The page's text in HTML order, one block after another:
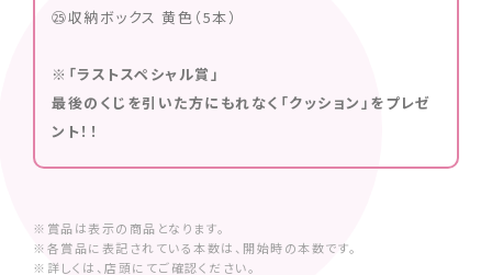
㉕収納ボックス 黄色（5本）
※「ラストスペシャル賞」
最後のくじを引いた方にもれなく「クッション」をプレゼ
ント！！
※賞品は表示の商品となります。
※各賞品に表記されている本数は、開始時の本数です。
※詳しくは、店頭にてご確認ください。